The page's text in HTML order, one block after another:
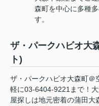
森町を中心に多種
す。
ザ・パークハビオ大
ト)
ザ・パークハビオ大森町＠
軽に03-6404-9221まで！
屋探しは地元密着の蒲田